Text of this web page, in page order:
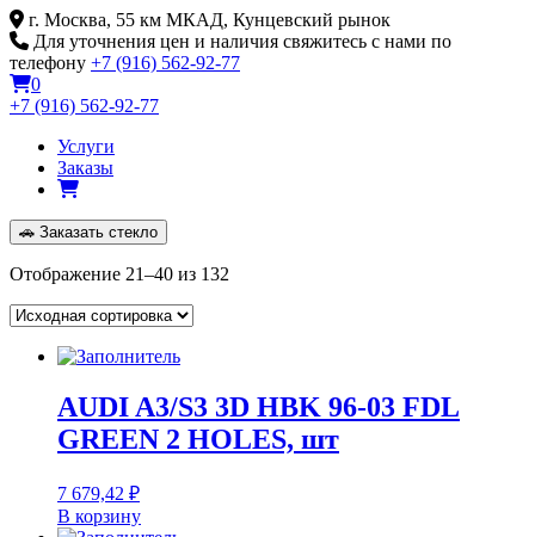
Skip
to
content
г. Москва, 55 км МКАД, Кунцевский рынок
Для уточнения цен и наличия свяжитесь с нами по
телефону +7 (916) 562-92-77
0
+7 (916) 562-92-77
Услуги
Заказы
🚗 Заказать стекло
Отображение 21–40 из 132
AUDI A3/S3 3D HBK 96-03 FDL
GREEN 2 HOLES, шт
7 679,42 ₽
В корзину